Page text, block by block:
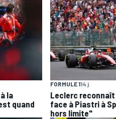
la
quand
FORMULE 114 j
Leclerc
face à Piastri à
hors limite"